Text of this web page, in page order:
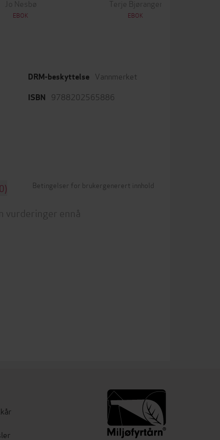
Jo Nesbø
EBOK
Terje Bjøranger
EBOK
DRM-beskyttelse Vannmerket
ISBN 9788202565886
Betingelser for brukergenerert innhold
vurderinger ennå